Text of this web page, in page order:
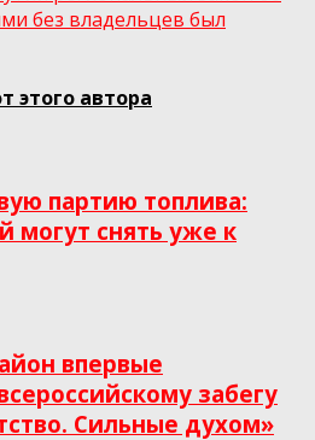
без владельцев был
этого автора
партию топлива:
могут снять уже к
впервые
забегу
Сильные духом»